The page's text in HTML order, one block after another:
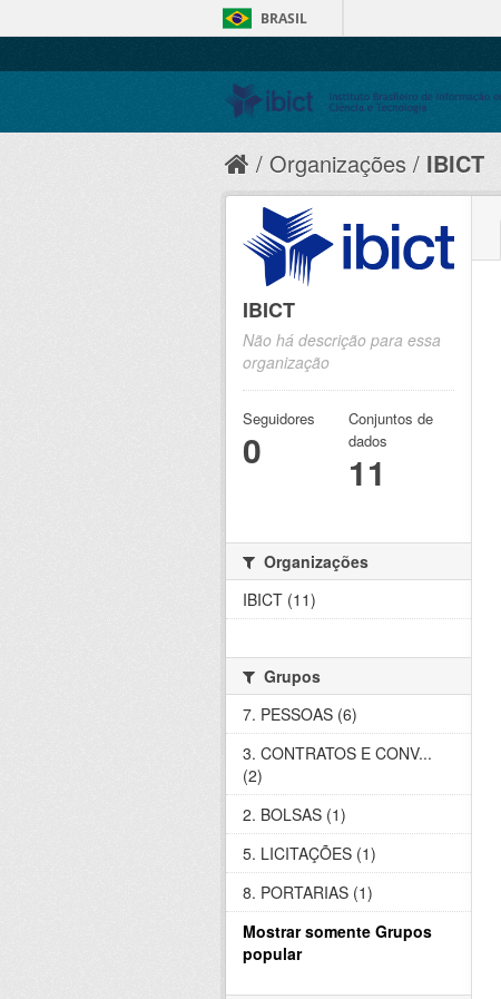
BRASIL
Organizações IBICT
IBICT
Não há descrição para essa
organização
Seguidores
0
Conjuntos de
dados
11
Organizações
IBICT (11)
Grupos
7. PESSOAS (6)
3. CONTRATOS E CONV...
(2)
2. BOLSAS (1)
5. LICITAÇÕES (1)
8. PORTARIAS (1)
Mostrar somente Grupos
popular